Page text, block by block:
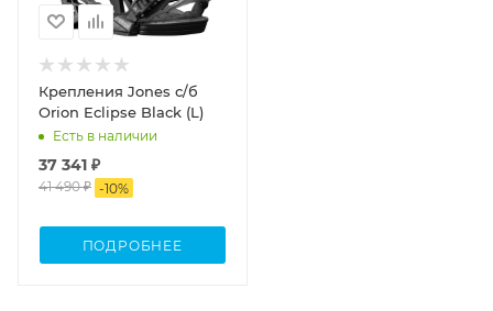
Крепления Jones с/б
Orion Eclipse Black (L)
Есть в наличии
37 341 ₽
41 490 ₽ -10%
ПОДРОБНЕЕ